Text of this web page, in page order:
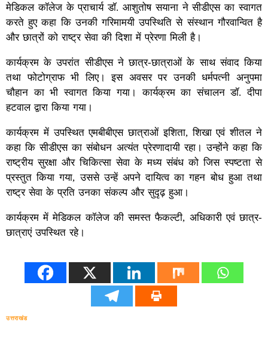
मेडिकल कॉलेज के प्राचार्य डॉ. आशुतोष सयाना ने सीडीएस का स्वागत
करते हुए कहा कि उनकी गरिमामयी उपस्थिति से संस्थान गौरवान्वित है
और छात्रों को राष्ट्र सेवा की दिशा में प्रेरणा मिली है।
कार्यक्रम के उपरांत सीडीएस ने छात्र-छात्राओं के साथ संवाद किया
तथा फोटोग्राफ भी लिए। इस अवसर पर उनकी धर्मपत्नी अनुपमा
चौहान का भी स्वागत किया गया। कार्यक्रम का संचालन डॉ. दीपा
हटवाल द्वारा किया गया।
कार्यक्रम में उपस्थित एमबीबीएस छात्राओं इशिता, शिखा एवं शीतल ने
कहा कि सीडीएस का संबोधन अत्यंत प्रेरणादायी रहा। उन्होंने कहा कि
राष्ट्रीय सुरक्षा और चिकित्सा सेवा के मध्य संबंध को जिस स्पष्टता से
प्रस्तुत किया गया, उससे उन्हें अपने दायित्व का गहन बोध हुआ तथा
राष्ट्र सेवा के प्रति उनका संकल्प और सुदृढ़ हुआ।
कार्यक्रम में मेडिकल कॉलेज की समस्त फैकल्टी, अधिकारी एवं छात्र-
छात्राएं उपस्थित रहे।
उत्तराखंड